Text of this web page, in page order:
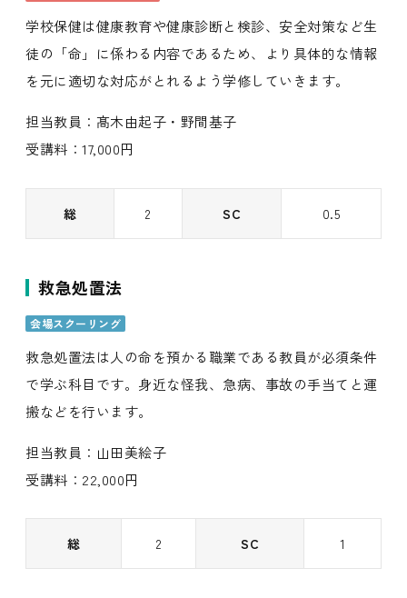
学校保健は健康教育や健康診断と検診、安全対策など生
徒の「命」に係わる内容であるため、より具体的な情報
を元に適切な対応がとれるよう学修していきます。
担当教員：髙木由起子・野間基子
受講料：17,000円
総 2 SC 0.5
救急処置法
会場スクーリング
救急処置法は人の命を預かる職業である教員が必須条件
で学ぶ科目です。身近な怪我、急病、事故の手当てと運
搬などを行います。
担当教員：山田美絵子
受講料：22,000円
総 2 SC 1